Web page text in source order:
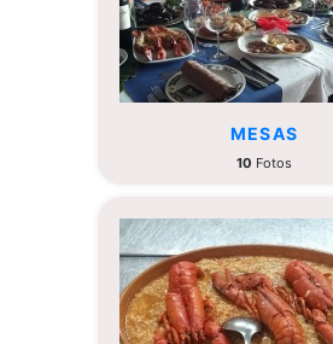
MESAS
10 Fotos